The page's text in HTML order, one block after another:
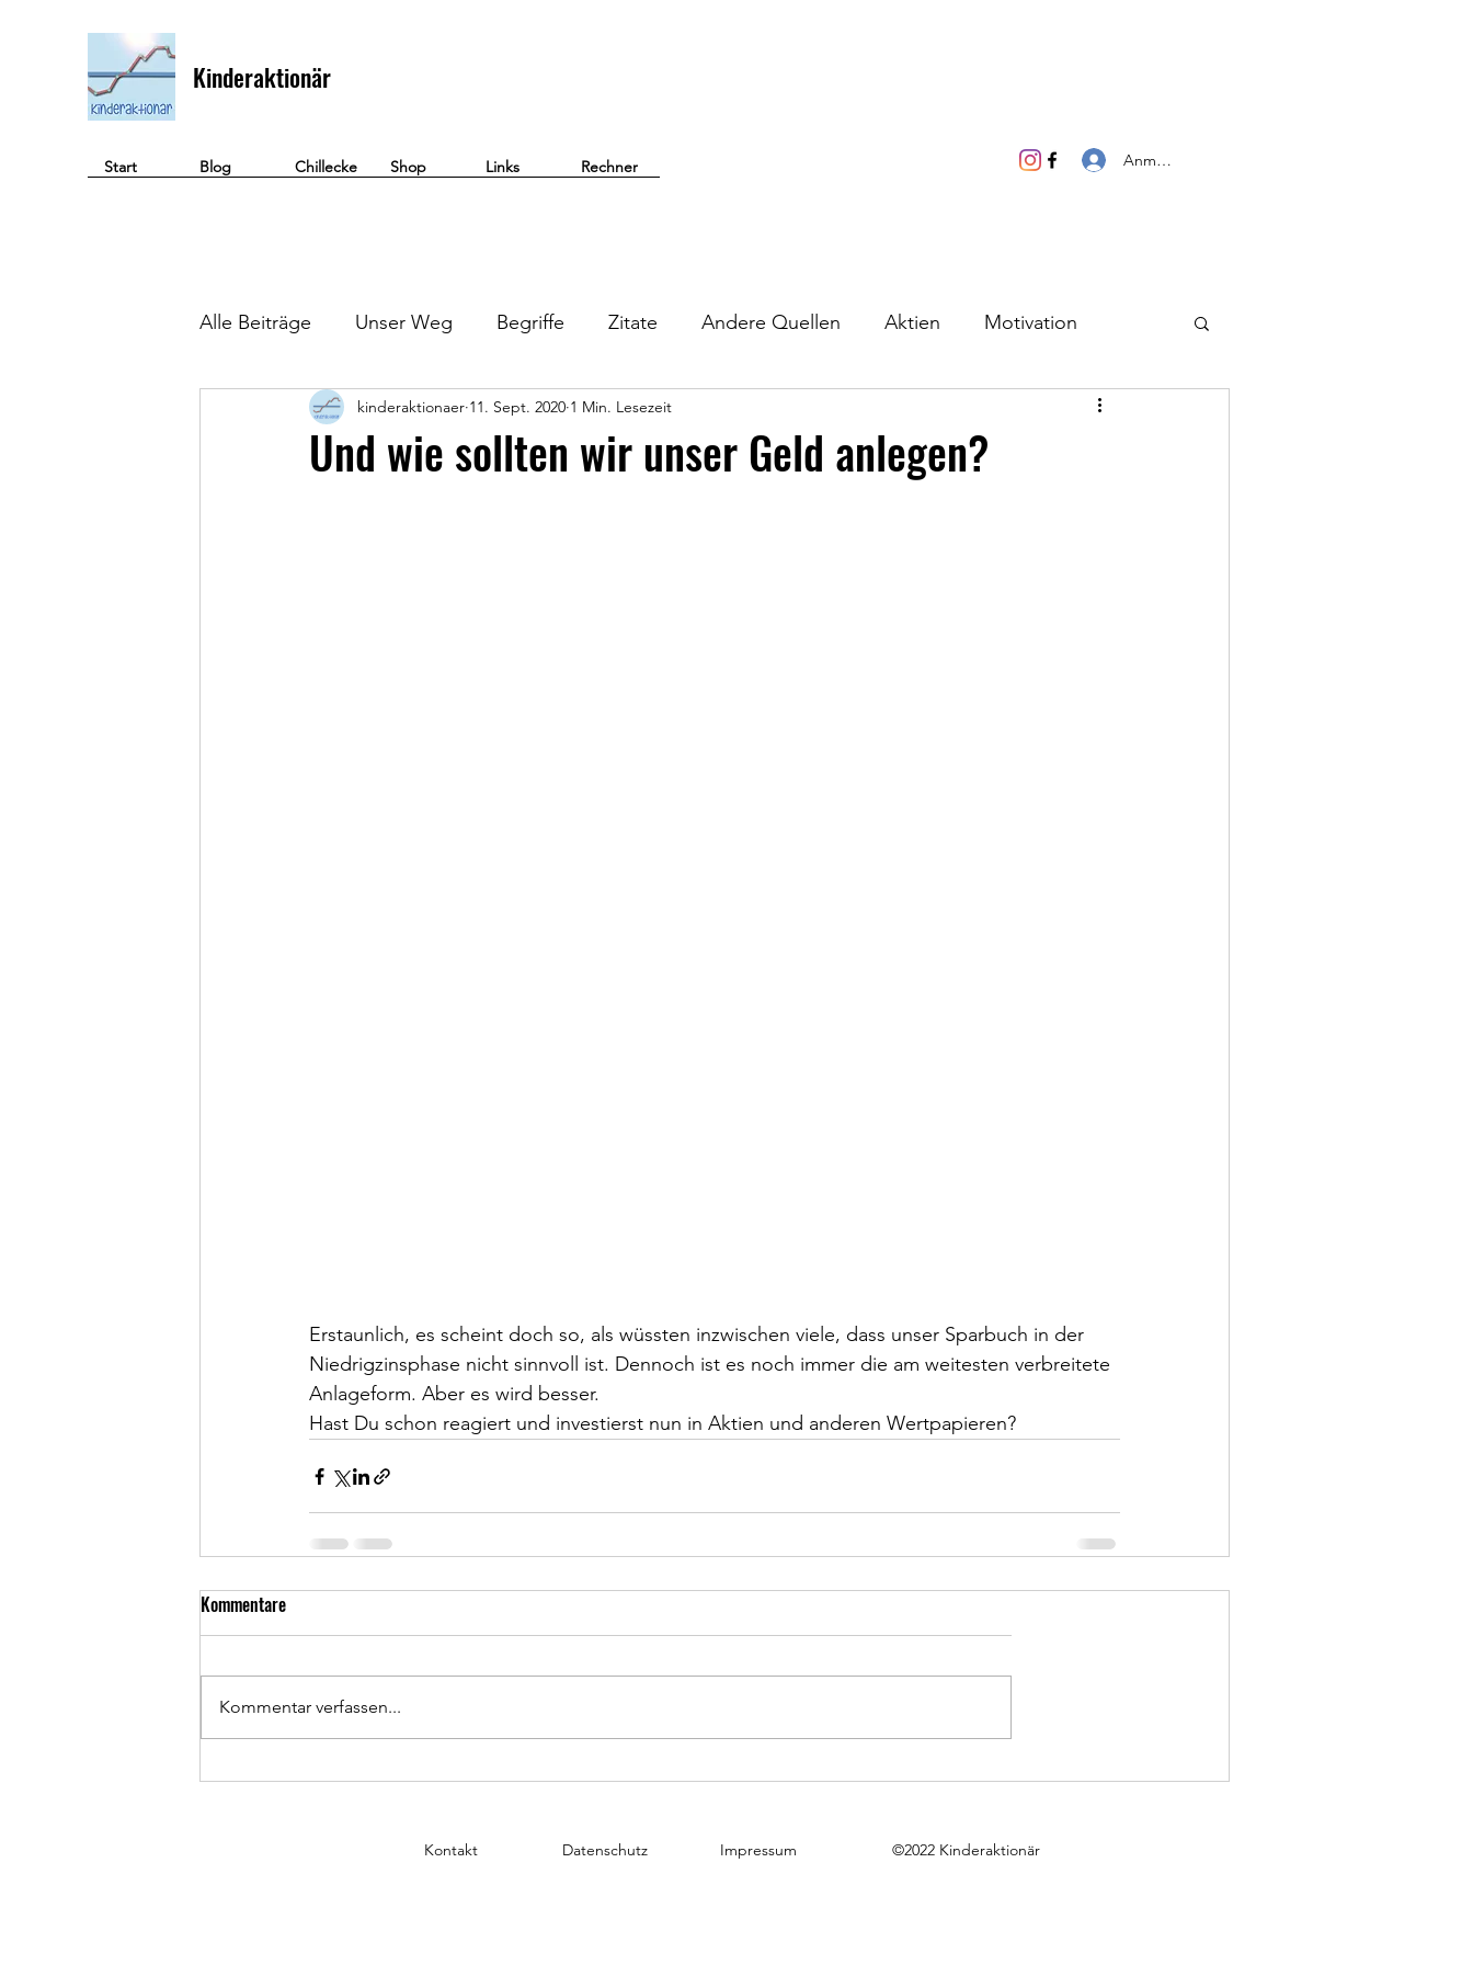
Kinderaktionär
Start Blog Chillecke Shop Links Rechner Anmelden
Alle Beiträge Unser Weg Begriffe Zitate Andere Quellen Aktien Motivation
Geld verdienen
Und wie sollten wir unser Geld anlegen?
kinderaktionaer 11. Sept. 2020 1 Min. Lesezeit
Erstaunlich, es scheint doch so, als wüssten inzwischen viele, dass unser Sparbuch in der
Niedrigzinsphase nicht sinnvoll ist. Dennoch ist es noch immer die am weitesten verbreitete
Anlageform. Aber es wird besser.
Hast Du schon reagiert und investierst nun in Aktien und anderen Wertpapieren?
Kommentare
Kommentar verfassen...
Kontakt Datenschutz Impressum ©2022 Kinderaktionär